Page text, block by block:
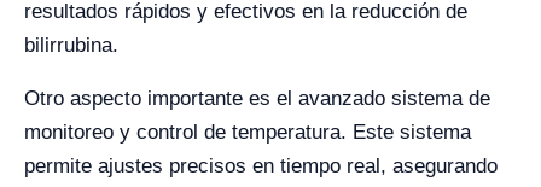
resultados rápidos y efectivos en la reducción de
bilirrubina.
Otro aspecto importante es el avanzado sistema de
monitoreo y control de temperatura. Este sistema
permite ajustes precisos en tiempo real, asegurando